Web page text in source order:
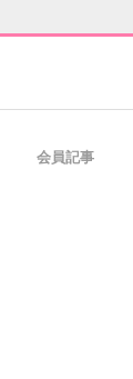
会員記事